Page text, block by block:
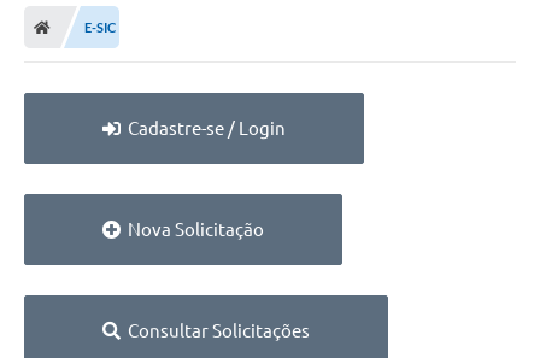
E-SIC
Cadastre-se / Login
Nova Solicitação
Consultar Solicitações